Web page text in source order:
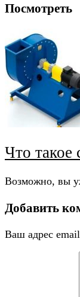
Посмотреть
Что такое
Возможно, вы
Добавить
Ваш адрес